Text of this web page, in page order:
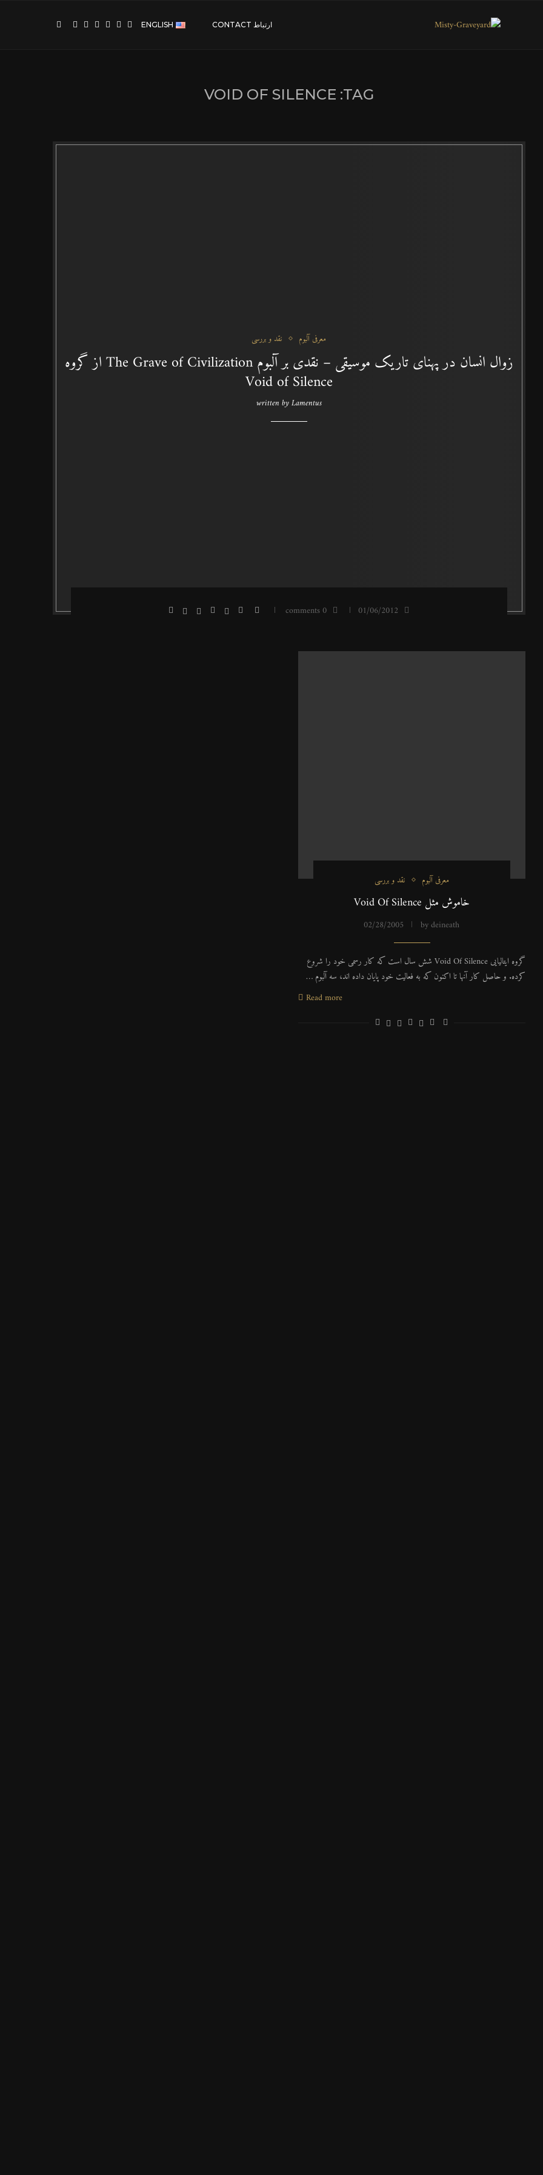
ارتباط CONTACT ENGLISH
TAG:
VOID OF SILENCE
معرفی آلبوم نقد و بررسی
زوال انسان در پهنای تاریک موسیقی – نقدی بر آلبوم The Grave of Civilization از گروه
Void of Silence
written byLamentus
01/06/2012
0 comments
معرفی آلبوم نقد و بررسی
خاموش مثل Void Of Silence
bydeineath
02/28/2005
گروه ایتالیایی Void Of Silence شش سال است که کار رسمی خود را شروع
کرده. و حاصل کار آنها تا اکنون که به فعالیت خود پایان داده اند، سه آلبوم …
Read more